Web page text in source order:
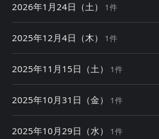
2026年1月24日（土） 1件
2025年12月4日（木） 1件
2025年11月15日（土） 1件
2025年10月31日（金） 1件
2025年10月29日（水） 1件